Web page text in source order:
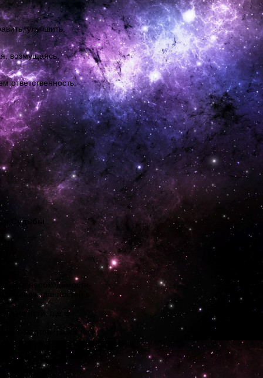
улучшить,
возмущаясь,
Судьбы
при необходимости-
неожиданностей в
на пути, где вы
подготовиться к ним
сбавив